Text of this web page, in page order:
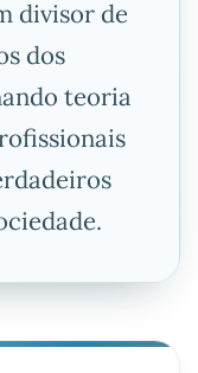
divisor de
dos
teoria